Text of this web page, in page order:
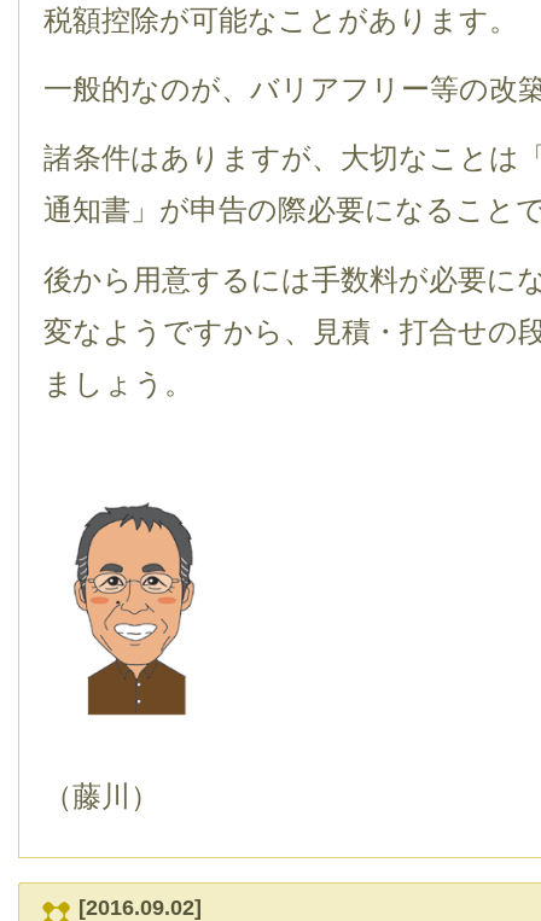
税額控除が可能なことがあります。
一般的なのが、バリアフリー等の改
諸条件はありますが、大切なことは
通知書」が申告の際必要になること
後から用意するには手数料が必要に
変なようですから、見積・打合せの
ましょう。
（藤川）
[2016.09.02]